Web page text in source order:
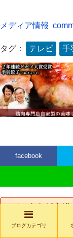
メディア情報
タグ： テレビ 手
facebook
コメントをどうぞ
ブログカテゴリ